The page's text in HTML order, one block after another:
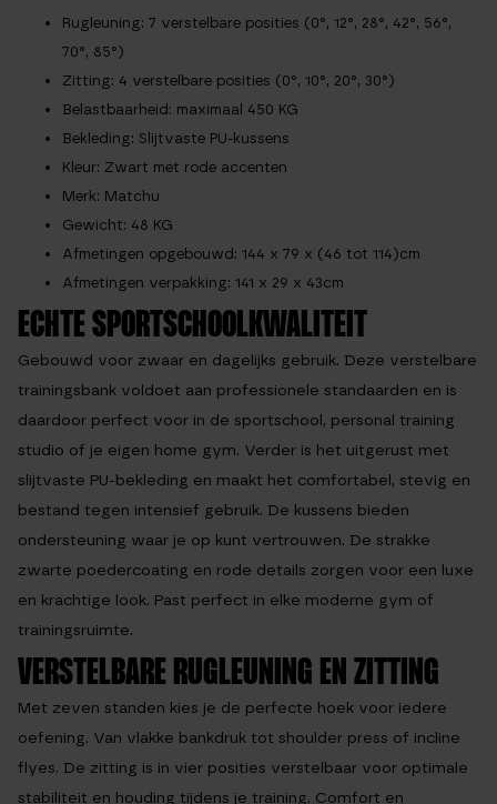
Rugleuning: 7 verstelbare posities (0°, 12°, 28°, 42°, 56°,
70°, 85°)
Zitting: 4 verstelbare posities (0°, 10°, 20°, 30°)
Belastbaarheid: maximaal 450 KG
Bekleding: Slijtvaste PU-kussens
Kleur: Zwart met rode accenten
Merk: Matchu
Gewicht: 48 KG
Afmetingen opgebouwd: 144 x 79 x (46 tot 114)cm
Afmetingen verpakking: 141 x 29 x 43cm
ECHTE SPORTSCHOOLKWALITEIT
Gebouwd voor zwaar en dagelijks gebruik. Deze verstelbare
trainingsbank voldoet aan professionele standaarden en is
daardoor perfect voor in de sportschool, personal training
studio of je eigen home gym. Verder is het uitgerust met
slijtvaste PU-bekleding en maakt het comfortabel, stevig en
bestand tegen intensief gebruik. De kussens bieden
ondersteuning waar je op kunt vertrouwen. De strakke
zwarte poedercoating en rode details zorgen voor een luxe
en krachtige look. Past perfect in elke moderne gym of
trainingsruimte.
VERSTELBARE RUGLEUNING EN ZITTING
Met zeven standen kies je de perfecte hoek voor iedere
oefening. Van vlakke bankdruk tot shoulder press of incline
flyes. De zitting is in vier posities verstelbaar voor optimale
stabiliteit en houding tijdens je training. Comfort en